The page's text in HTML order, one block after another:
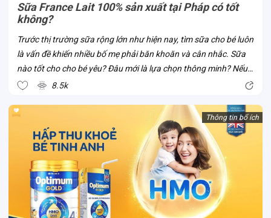
Sữa France Lait 100% sản xuất tại Pháp có tốt
không?
Trước thị trường sữa rộng lớn như hiện nay, tìm sữa cho bé luôn
là vấn đề khiến nhiều bố mẹ phải băn khoăn và cân nhắc. Sữa
nào tốt cho cho bé yêu? Đâu mới là lựa chọn thông minh? Nếu
bố mẹ đã và đang có cùng thắc mắc này, cùng Con Cưng thử
8.5k
Thông tin bổ ích